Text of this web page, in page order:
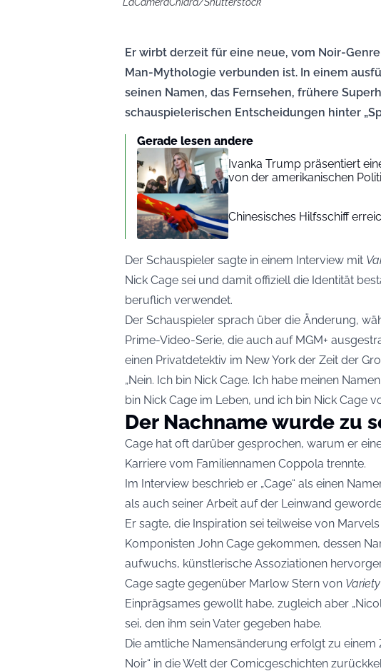
Er wirbt derzeit für eine neue, vom Noir-
Man-Mythologie verbunden ist. In einem
seinen Namen, das Fernsehen, frühere
schauspielerischen Entscheidungen hinter
Gerade lesen andere
Ivanka Trump präsentiert
von der amerikanischen
Chinesisches Hilfsschiff
Der Schauspieler sagte in einem Interview mit
Nick Cage sei und damit offiziell die Identität
beruflich verwendet.
Der Schauspieler sprach über die Änderung,
Prime-Video-Serie, die auch auf MGM+
einen Privatdetektiv im New York der Zeit der
„Nein. Ich bin Nick Cage. Ich habe meinen
bin Nick Cage im Leben, und ich bin Nick Cage
Der Nachname wurde zu
Cage hat oft darüber gesprochen, warum er
Karriere vom Familiennamen Coppola trennte.
Im Interview beschrieb er „Cage“ als einen
als auch seiner Arbeit auf der Leinwand
Er sagte, die Inspiration sei teilweise von
Komponisten John Cage gekommen, dessen
aufwuchs, künstlerische Assoziationen
Cage sagte gegenüber Marlow Stern von Variety
Einprägsames gewollt habe, zugleich aber
sei, den ihm sein Vater gegeben habe.
Die amtliche Namensänderung erfolgt zu einem
Noir“ in die Welt der Comicgeschichten